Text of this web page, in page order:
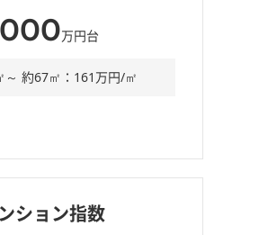
万円台
約67㎡：161万円/㎡
ション指数